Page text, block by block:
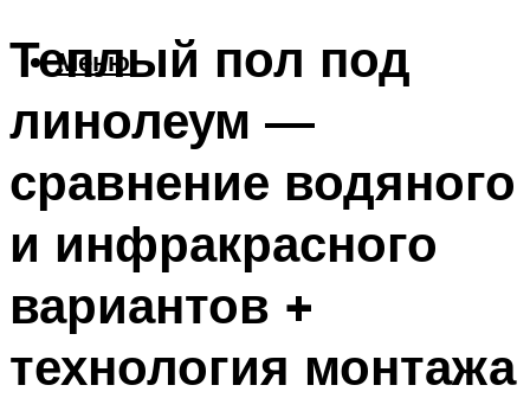
Меню
Теплый пол под
линолеум —
сравнение водяного
и инфракрасного
вариантов +
технология монтажа